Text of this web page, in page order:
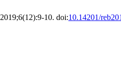
2019;6(12):9-10. doi:10.14201/